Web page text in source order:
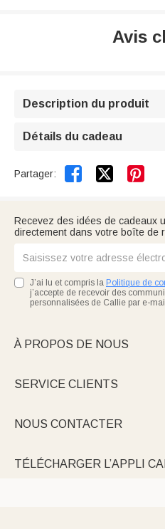
Avis
Description du produit
Détails du cadeau
Partager:  
Recevez des idées de cadeaux
directement dans votre boîte de
J’ai lu et compris la Politique de
j’accepte de recevoir des
personnalisées de Callie par e-
À PROPOS DE NOUS
SERVICE CLIENTS
NOUS CONTACTER
TÉLÉCHARGER L’APPLI